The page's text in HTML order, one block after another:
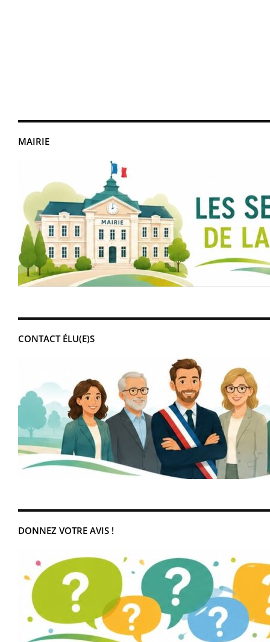
MAIRIE
CONTACT ÉLU(E)S
DONNEZ VOTRE AVIS !